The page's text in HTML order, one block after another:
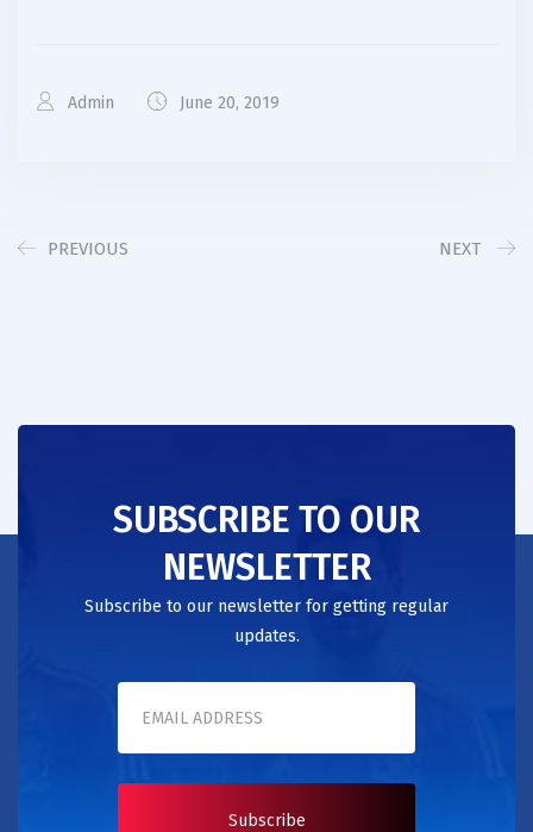
Admin June 20, 2019
PREVIOUS NEXT
SUBSCRIBE TO OUR
NEWSLETTER
Subscribe to our newsletter for getting regular
updates.